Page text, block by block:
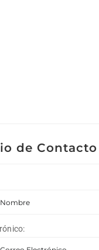
de Contacto